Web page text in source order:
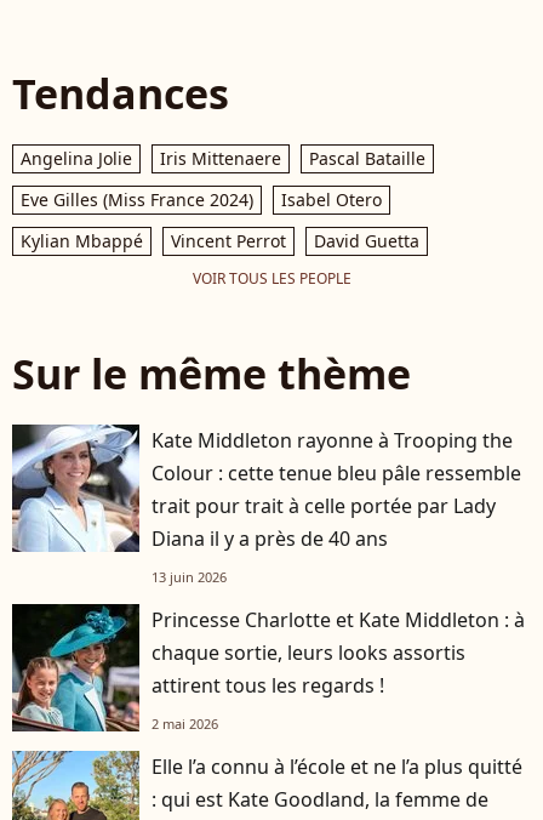
Tendances
Angelina Jolie Iris Mittenaere
Pascal Bataille
Eve Gilles (Miss France 2024)
Isabel Otero
Kylian Mbappé
Vincent Perrot David Guetta
VOIR TOUS LES PEOPLE
Sur le même thème
Kate Middleton rayonne à Trooping the
Colour : cette tenue bleu pâle ressemble
trait pour trait à celle portée par Lady
Diana il y a près de 40 ans
13 juin 2026
Princesse Charlotte et Kate Middleton : à
chaque sortie, leurs looks assortis
attirent tous les regards !
2 mai 2026
Elle l’a connu à l’école et ne l’a plus quitté
: qui est Kate Goodland, la femme de